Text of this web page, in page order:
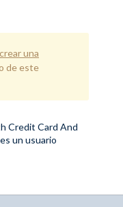
crear una
de este
Credit Card And
un usuario